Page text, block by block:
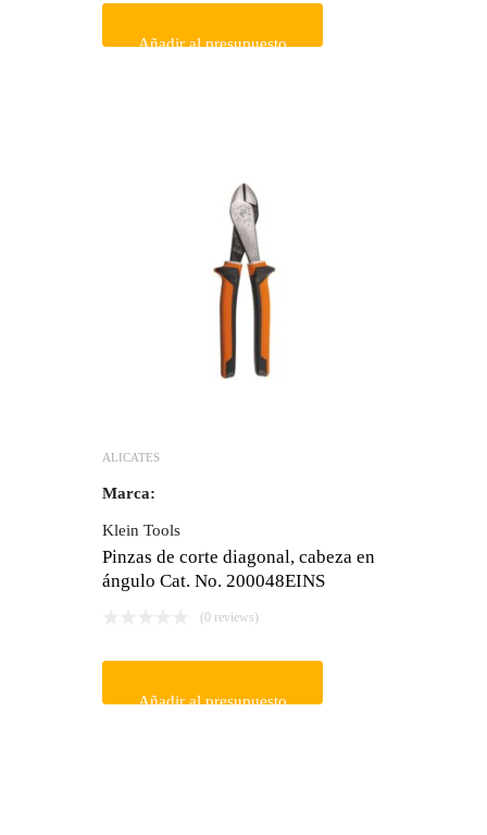
Añadir al presupuesto
ALICATES
Marca:
Klein Tools
Pinzas de corte diagonal, cabeza en
ángulo Cat. No. 200048EINS
(0 reviews)
Añadir al presupuesto